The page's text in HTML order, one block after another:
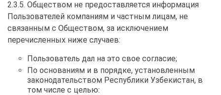
2.3.5. Обществом не предоставляется информация
Пользователей компаниям и частным лицам, не
связанным с Обществом, за исключением
перечисленных ниже случаев:
Пользователь дал на это свое согласие;
По основаниям и в порядке, установленным
законодательством Республики Узбекистан, в
том числе с целью: